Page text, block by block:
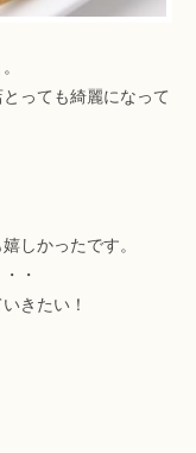
っても綺麗になって
しかったです。
・
きたい！